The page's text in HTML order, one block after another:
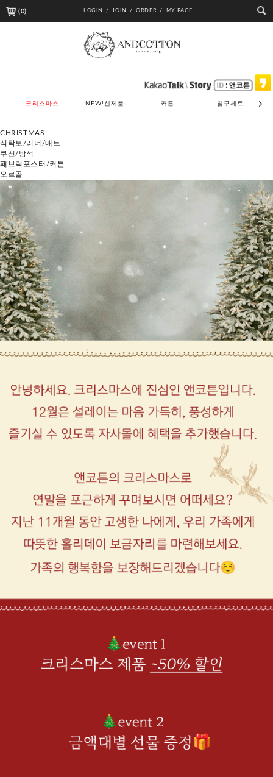
(0) LOGIN / JOIN / ORDER / MY PAGE
크리스마스 NEW!신제품 커튼 침구세트
CHRISTMAS
식탁보/러너/매트
쿠션/방석
패브릭포스터/커튼
오르골